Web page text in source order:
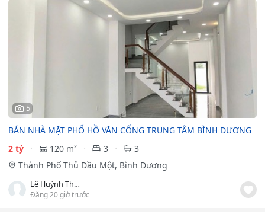
5
BÁN NHÀ MẶT PHỐ HỒ VĂN CỐNG TRUNG TÂM BÌNH DƯƠNG
2 tỷ
120 m² 3
3
Thành Phố Thủ Dầu Một, Bình Dương
Lê Huỳnh Thanh Trúc
Đăng 20 giờ trước